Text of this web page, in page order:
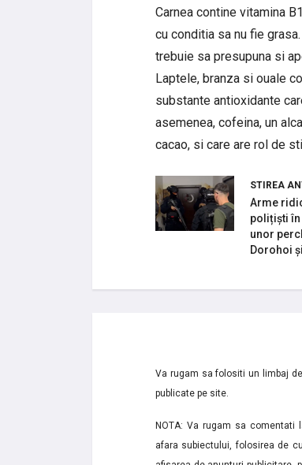
Carnea contine vitamina
cu conditia sa nu fie
trebuie sa presupuna si
Laptele, branza si ouale
substante antioxidante
asemenea, cofeina, un
cacao, si care are rol de
STIREA
Arme
polițiști în
unor
Dorohoi
Va rugam sa folositi un limbaj
publicate pe site.
NOTA: Va rugam sa comentati
afara subiectului, folosirea de